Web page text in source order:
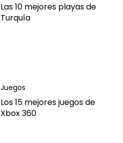
Las 10 mejores playas de
Turquía
Juegos
Los 15 mejores juegos de
Xbox 360